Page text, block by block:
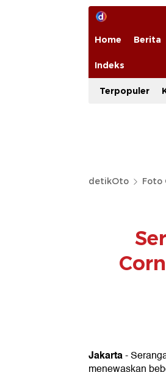
Home Berita
Indeks
Terpopuler
detikOto Foto
Jakarta-
menewaskan